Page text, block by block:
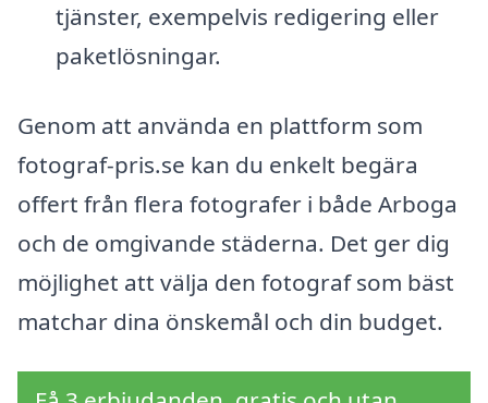
tjänster, exempelvis redigering eller
paketlösningar.
Genom att använda en plattform som
fotograf-pris.se kan du enkelt begära
offert från flera fotografer i både Arboga
och de omgivande städerna. Det ger dig
möjlighet att välja den fotograf som bäst
matchar dina önskemål och din budget.